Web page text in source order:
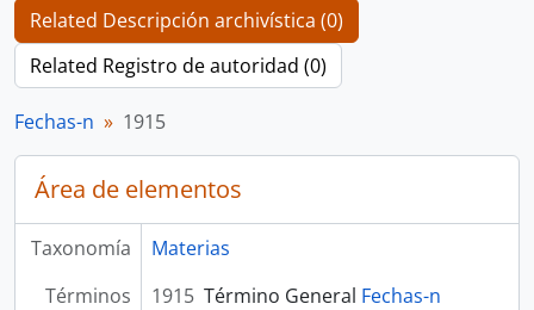
Related Descripción archivística (0)
Related Registro de autoridad (0)
Fechas-n 1915
Área de elementos
Taxonomía
Materias
Términos
1915 Término General Fechas-n